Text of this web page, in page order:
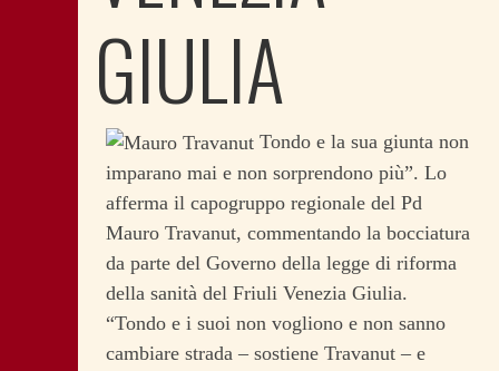
GIULIA
Tondo e la sua giunta non
imparano mai e non sorprendono più”. Lo
afferma il capogruppo regionale del Pd
Mauro Travanut, commentando la bocciatura
da parte del Governo della legge di riforma
della sanità del Friuli Venezia Giulia.
“Tondo e i suoi non vogliono e non sanno
cambiare strada – sostiene Travanut – e